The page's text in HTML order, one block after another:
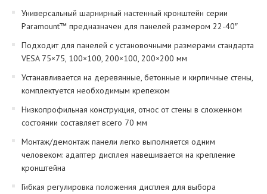
Универсальный шарнирный настенный кронштейн серии
Paramount™ предназначен для панелей размером 22-40″
Подходит для панелей с установочными размерами стандарта
VESA 75×75, 100×100, 200×100, 200×200 мм
Устанавливается на деревянные, бетонные и кирпичные стены,
комплектуется необходимым крепежом
Низкопрофильная конструкция, относ от стены в сложенном
состоянии составляет всего 70 мм
Монтаж/демонтаж панели легко выполняется одним
человеком: адаптер дисплея навешивается на крепление
кронштейна
Гибкая регулировка положения дисплея для выбора